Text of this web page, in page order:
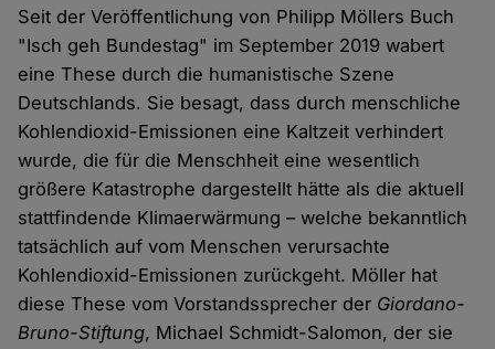
Seit der Veröffentlichung von Philipp Möllers Buch
"Isch geh Bundestag" im September 2019 wabert
eine These durch die humanistische Szene
Deutschlands. Sie besagt, dass durch menschliche
Kohlendioxid-Emissionen eine Kaltzeit verhindert
wurde, die für die Menschheit eine wesentlich
größere Katastrophe dargestellt hätte als die aktuell
stattfindende Klimaerwärmung – welche bekanntlich
tatsächlich auf vom Menschen verursachte
Kohlendioxid-Emissionen zurückgeht. Möller hat
diese These vom Vorstandssprecher der Giordano-
Bruno-Stiftung, Michael Schmidt-Salomon, der sie